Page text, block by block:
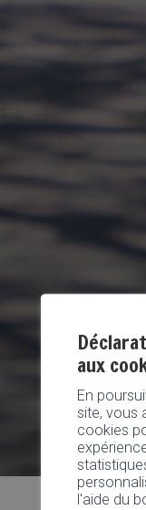
aux
En
site, vous
cookies
l'aide du